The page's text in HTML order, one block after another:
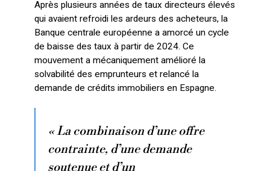
Après plusieurs années de taux directeurs élevés
qui avaient refroidi les ardeurs des acheteurs, la
Banque centrale européenne a amorcé un cycle
de baisse des taux à partir de 2024. Ce
mouvement a mécaniquement amélioré la
solvabilité des emprunteurs et relancé la
demande de crédits immobiliers en Espagne.
« La combinaison d’une offre
contrainte, d’une demande
soutenue et d’un